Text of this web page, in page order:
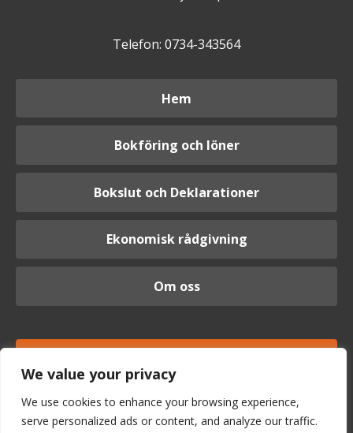
We value your privacy
We use cookies to enhance your browsing experience,
serve personalized ads or content, and analyze our traffic.
Telefon: 0734-343564
Hem
Bokföring och löner
Bokslut och Deklarationer
Ekonomisk rådgivning
Om oss